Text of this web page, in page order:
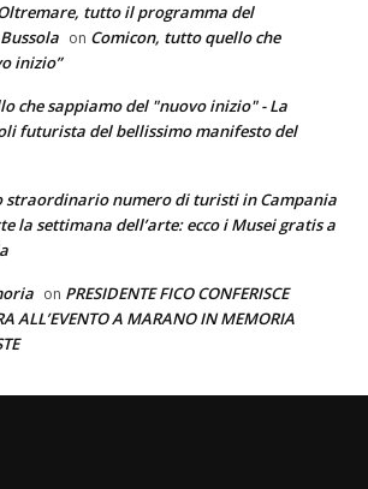
tutto il programma del
on Comicon, tutto quello che
inizio”
che sappiamo del "nuovo inizio" - La
futurista del bellissimo manifesto del
straordinario numero di turisti in Campania
la settimana dell’arte: ecco i Musei gratis a
on PRESIDENTE FICO CONFERISCE
ALL’EVENTO A MARANO IN MEMORIA